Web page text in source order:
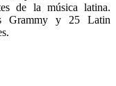
de la música latina.
Grammy y 25 Latin